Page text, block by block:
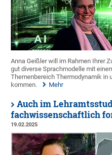
Anna Geißler will im Rahmen Ihrer
gut diverse Sprachmodelle mit
Themenbereich Thermodynamik in
kommen.
Mehr
Auch im
fachwissenschaftlich
19.02.2025